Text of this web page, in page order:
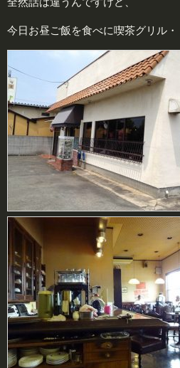
今日お昼ご飯を食べに喫茶グリル・